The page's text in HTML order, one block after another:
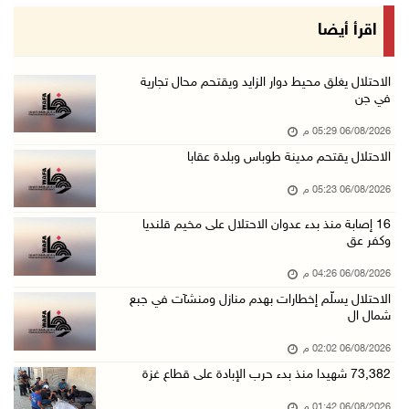
وزراء خارجية 8 دول عربية وإسلامية يدينون الان ...
الاحتلال يسلّم إخطارات بهدم منازل ومنشآت في ج ...
06/آب/2026 02:02 م
افتتاح سوق الباذنجان البتيري السنوي في بتير غ ...
"إبداع المعلم" و"التربية" يطلقان دورة في التع ...
06/آب/2026 01:46 م
سفارة فلسطين في عُمان تكرم الطلبة المتفوقين م ...
الهلال الأحمر: 16 إصابة جراء عدوان الاحتلال ع ...
اقرأ أيضا
الاحتلال يغلق محيط دوار الزايد ويقتحم محال تجارية
في جن
06/08/2026 05:29 م
الاحتلال يقتحم مدينة طوباس وبلدة عقابا
06/08/2026 05:23 م
16 إصابة منذ بدء عدوان الاحتلال على مخيم قلنديا
وكفر عق
06/08/2026 04:26 م
الاحتلال يسلّم إخطارات بهدم منازل ومنشآت في جبع
شمال ال
06/08/2026 02:02 م
73,382 شهيدا منذ بدء حرب الإبادة على قطاع غزة